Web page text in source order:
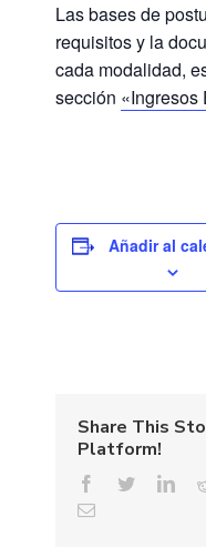
Las bases de
requisitos y la
cada modalidad,
sección «Ingresos
Añadir al
Share This
Platform!
Facebook
Twitter
Email